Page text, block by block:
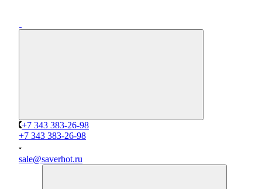
+7 343 383-26-98
+7 343 383-26-98
sale@saverhot.ru